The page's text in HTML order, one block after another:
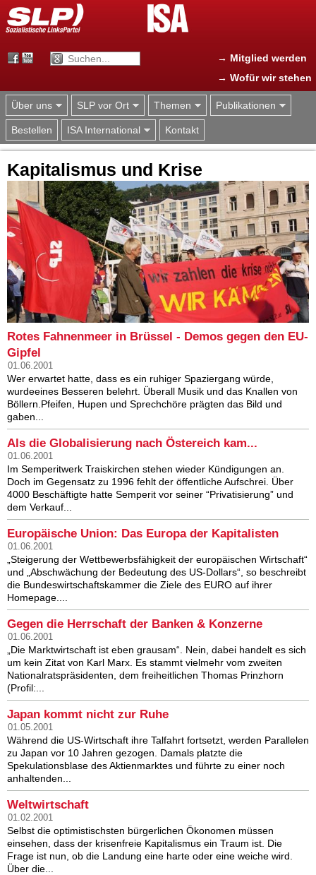
Jump to navigation
→ Mitglied werden
→ Wofür wir stehen
Über uns SLP vor Ort Themen Publikationen
Bestellen ISA International Kontakt
Kapitalismus und Krise
Rotes Fahnenmeer in Brüssel - Demos gegen den EU-
Gipfel
01.06.2001
Wer erwartet hatte, dass es ein ruhiger Spaziergang würde,
wurdeeines Besseren belehrt. Überall Musik und das Knallen von
Böllern.Pfeifen, Hupen und Sprechchöre prägten das Bild und
gaben...
Als die Globalisierung nach Östereich kam...
01.06.2001
Im Semperitwerk Traiskirchen stehen wieder Kündigungen an.
Doch im Gegensatz zu 1996 fehlt der öffentliche Aufschrei. Über
4000 Beschäftigte hatte Semperit vor seiner “Privatisierung” und
dem Verkauf...
Europäische Union: Das Europa der Kapitalisten
01.06.2001
„Steigerung der Wettbewerbsfähigkeit der europäischen Wirtschaft“
und „Abschwächung der Bedeutung des US-Dollars“, so beschreibt
die Bundeswirtschaftskammer die Ziele des EURO auf ihrer
Homepage....
Gegen die Herrschaft der Banken & Konzerne
01.06.2001
„Die Marktwirtschaft ist eben grausam“. Nein, dabei handelt es sich
um kein Zitat von Karl Marx. Es stammt vielmehr vom zweiten
Nationalratspräsidenten, dem freiheitlichen Thomas Prinzhorn
(Profil:...
Japan kommt nicht zur Ruhe
01.05.2001
Während die US-Wirtschaft ihre Talfahrt fortsetzt, werden Parallelen
zu Japan vor 10 Jahren gezogen. Damals platzte die
Spekulationsblase des Aktienmarktes und führte zu einer noch
anhaltenden...
Weltwirtschaft
01.02.2001
Selbst die optimistischsten bürgerlichen Ökonomen müssen
einsehen, dass der krisenfreie Kapitalismus ein Traum ist. Die
Frage ist nun, ob die Landung eine harte oder eine weiche wird.
Über die...